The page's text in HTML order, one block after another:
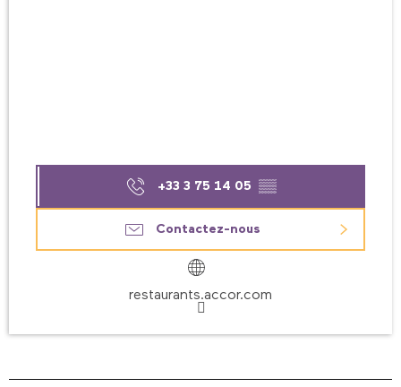
+33 3 75 14 05 ▒▒
Contactez-nous
restaurants.accor.com